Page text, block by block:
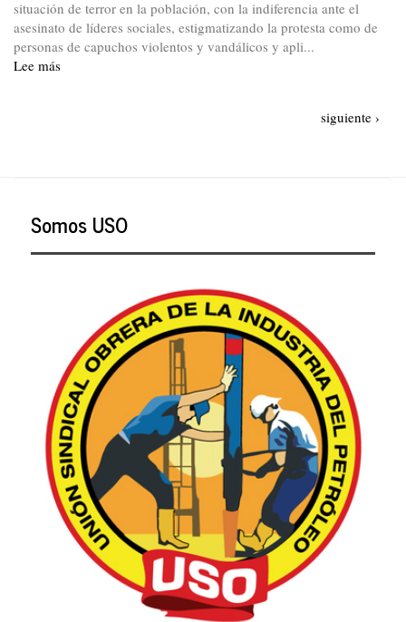
situación de terror en la población, con la indiferencia ante el
asesinato de líderes sociales, estigmatizando la protesta como de
personas de capuchos violentos y vandálicos y apli...
Lee más
Siguiente
siguiente ›
Somos USO